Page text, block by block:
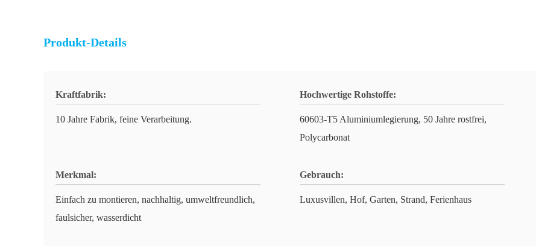
Produkt-Details
Kraftfabrik:
10 Jahre Fabrik, feine Verarbeitung.
Hochwertige Rohstoffe:
60603-T5 Aluminiumlegierung, 50 Jahre rostfrei,
Polycarbonat
Merkmal:
Einfach zu montieren, nachhaltig, umweltfreundlich,
faulsicher, wasserdicht
Gebrauch:
Luxusvillen, Hof, Garten, Strand, Ferienhaus